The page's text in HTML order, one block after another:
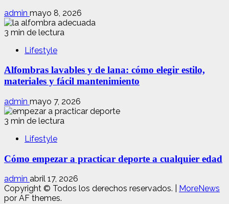
admin mayo 8, 2026
3 min de lectura
Lifestyle
Alfombras lavables y de lana: cómo elegir estilo,
materiales y fácil mantenimiento
admin mayo 7, 2026
3 min de lectura
Lifestyle
Cómo empezar a practicar deporte a cualquier edad
admin abril 17, 2026
Copyright © Todos los derechos reservados.
MoreNews
por AF themes.